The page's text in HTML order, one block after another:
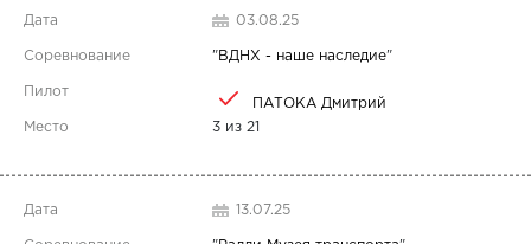
03.08.25
"ВДНХ - наше наследие"
ПАТОКА Дмитрий
3 из 21
13.07.25